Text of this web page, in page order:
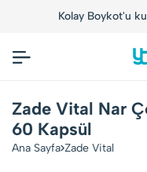
kullandınız mı?.Hemen
Zade Vital Nar
60 Kapsül
Ana Sayfa Zade Vital